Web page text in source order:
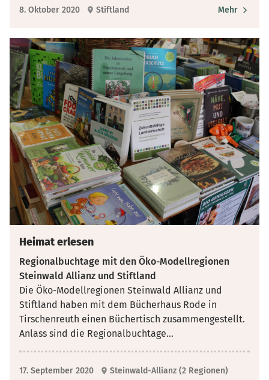
8. Oktober 2020 Stiftland Mehr
Heimat erlesen
Regionalbuchtage mit den Öko-Modellregionen
Steinwald Allianz und Stiftland
Die Öko-Modellregionen Steinwald Allianz und
Stiftland haben mit dem Bücherhaus Rode in
Tirschenreuth einen Büchertisch zusammengestellt.
Anlass sind die Regionalbuchtage...
17. September 2020
Steinwald-Allianz (2 Regionen)